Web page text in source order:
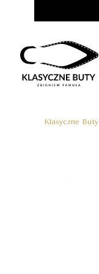
Klasyczne Buty